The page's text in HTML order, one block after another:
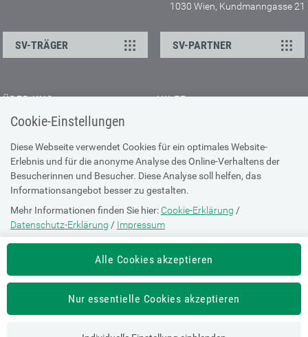
Cookie-Einstellungen
Diese Webseite verwendet Cookies für ein optimales Website-
Erlebnis und für die anonyme Analyse des Online-Verhaltens der
Besucherinnen und Besucher. Diese Analyse soll helfen, das
Informationsangebot besser zu gestalten.
Mehr Informationen finden Sie hier: Cookie-Erklärung /
Datenschutz-Erklärung / Impressum
Die Einstellung können Sie jederzeit auf der Seite "Cookie-Erklärung"
Alle Cookies akzeptieren
Nur essentielle Cookies akzeptieren
1030 Wien, Kundmanngasse 21
SV-TRÄGER SV-PARTNER
ÜBER UNS
Kontakt
Offene Stellen
Presse
HILFE
Browser-Info & Sicherheit
Hilfe zur Suche
Technische Unterstützung
DATENSCHUTZ
Cookie-Erklärung
Datenschutz-Erklärung
Impressum
Nutzungsbestimmungen